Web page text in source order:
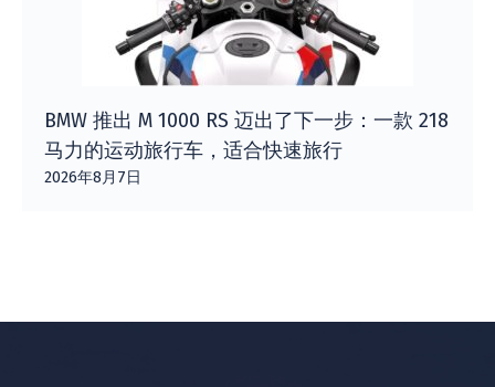
BMW 推出 M 1000 RS 迈出了下一步：一款 218
马力的运动旅行车，适合快速旅行
2026年8月7日